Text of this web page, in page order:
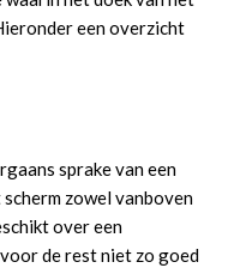
een overzicht
sprake van een
zowel vanboven
over een
de rest niet zo goed